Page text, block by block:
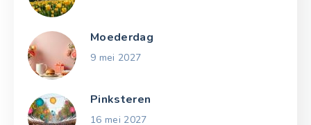
Moederdag
9 mei 2027
Pinksteren
16 mei 2027